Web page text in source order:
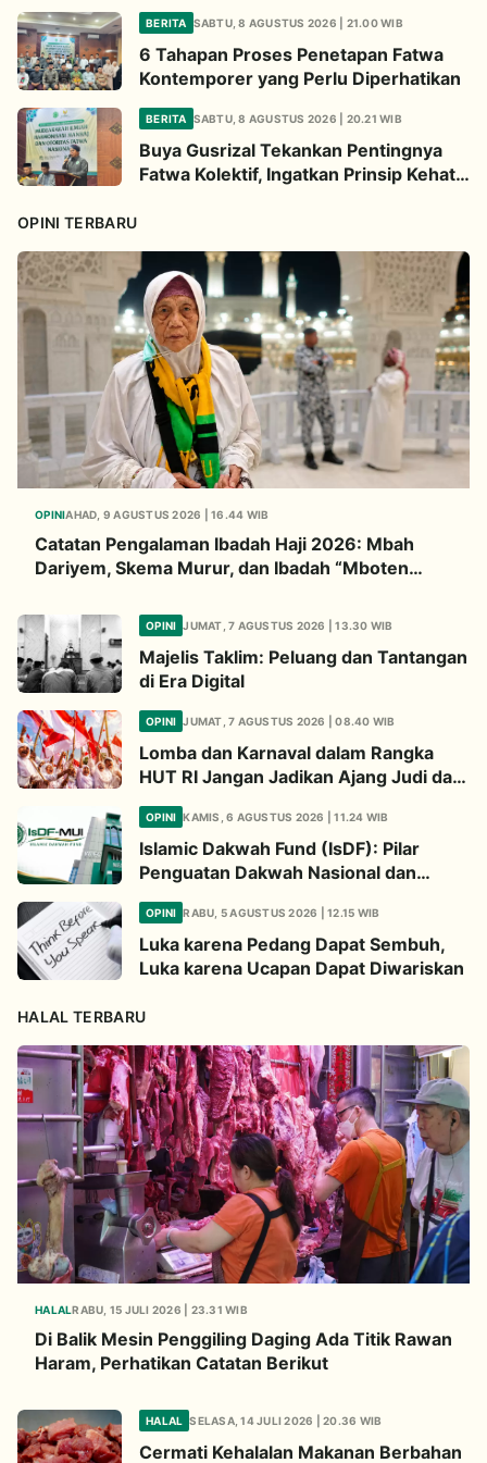
untuk Umat
BERITA SABTU, 8 AGUSTUS 2026 | 21.00 WIB
6 Tahapan Proses Penetapan Fatwa
Kontemporer yang Perlu Diperhatikan
BERITA SABTU, 8 AGUSTUS 2026 | 20.21 WIB
Buya Gusrizal Tekankan Pentingnya
Fatwa Kolektif, Ingatkan Prinsip Kehati-
OPINI TERBARU
OPINIAHAD, 9 AGUSTUS 2026 | 16.44 WIB
Catatan Pengalaman Ibadah Haji 2026: Mbah
Dariyem, Skema Murur, dan Ibadah “Mboten
OPINI JUMAT, 7 AGUSTUS 2026 | 13.30 WIB
Majelis Taklim: Peluang dan Tantangan
di Era Digital
OPINI JUMAT, 7 AGUSTUS 2026 | 08.40 WIB
Lomba dan Karnaval dalam Rangka
HUT RI Jangan Jadikan Ajang Judi dan
Kampanye LGBT
OPINI KAMIS, 6 AGUSTUS 2026 | 11.24 WIB
Islamic Dakwah Fund (IsDF): Pilar
Penguatan Dakwah Nasional dan
Jembatan Kepedulian Umat Global
OPINI RABU, 5 AGUSTUS 2026 | 12.15 WIB
Luka karena Pedang Dapat Sembuh,
Luka karena Ucapan Dapat Diwariskan
HALAL TERBARU
HALALRABU, 15 JULI 2026 | 23.31 WIB
Di Balik Mesin Penggiling Daging Ada Titik Rawan
Haram, Perhatikan Catatan Berikut
HALAL SELASA, 14 JULI 2026 | 20.36 WIB
Cermati Kehalalan Makanan Berbahan